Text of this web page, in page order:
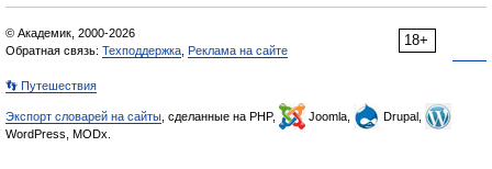
18+
© Академик, 2000-2026
Обратная связь: Техподдержка Реклама на сайте
👣 Путешествия
Экспорт словарей на сайты , сделанные на PHP, Joomla,
Drupal,
WordPress, MODx.